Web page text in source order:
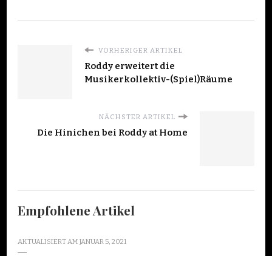
VORHERIGER ARTIKEL
Roddy erweitert die
Musikerkollektiv-(Spiel)Räume
NÄCHSTER ARTIKEL
Die Hinichen bei Roddy at Home
Empfohlene Artikel
AKTUALISIERT AM JANUAR 5, 2021